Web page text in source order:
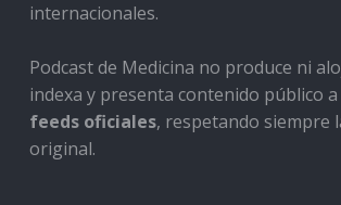
internacionales.
Podcast de Medicina no produce ni
indexa y presenta contenido público
feeds oficiales, respetando siempre
original.